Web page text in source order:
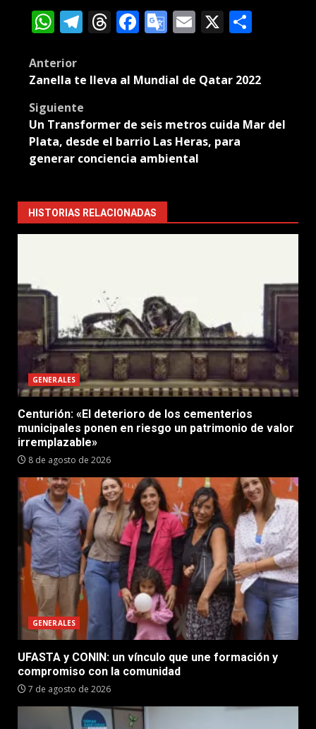
WhatsApp
Telegram
Threads
Facebook
Google
Email
X
Post
Anterior
Zanella te lleva al Mundial de Qatar 2022
Siguiente
Un Transformer de seis metros cuida Mar del
Plata, desde el barrio Las Heras, para
generar conciencia ambiental
HISTORIAS RELACIONADAS
GENERALES
Centurión: «El deterioro de los cementerios
municipales ponen en riesgo un patrimonio de valor
irremplazable»
8 de agosto de 2026
GENERALES
UFASTA y CONIN: un vínculo que une formación y
compromiso con la comunidad
7 de agosto de 2026